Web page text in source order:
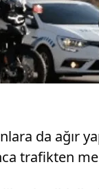
da ağır
trafikten